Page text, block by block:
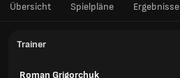
Übersicht Spielpläne Ergebnisse
Trainer
Roman Grigorchuk